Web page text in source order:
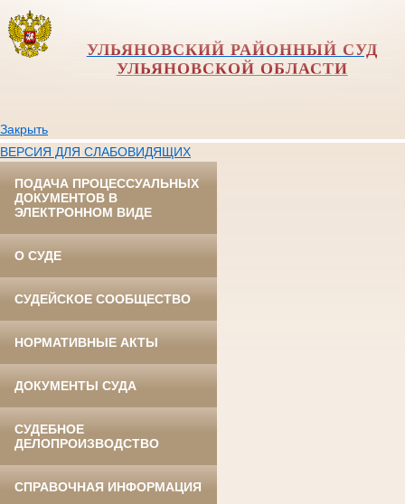
УЛЬЯНОВСКИЙ РАЙОННЫЙ СУД
УЛЬЯНОВСКОЙ ОБЛАСТИ
Закрыть
ВЕРСИЯ ДЛЯ СЛАБОВИДЯЩИХ
ПОДАЧА ПРОЦЕССУАЛЬНЫХ
ДОКУМЕНТОВ В
ЭЛЕКТРОННОМ ВИДЕ
О СУДЕ
СУДЕЙСКОЕ СООБЩЕСТВО
НОРМАТИВНЫЕ АКТЫ
ДОКУМЕНТЫ СУДА
СУДЕБНОЕ
ДЕЛОПРОИЗВОДСТВО
СПРАВОЧНАЯ ИНФОРМАЦИЯ